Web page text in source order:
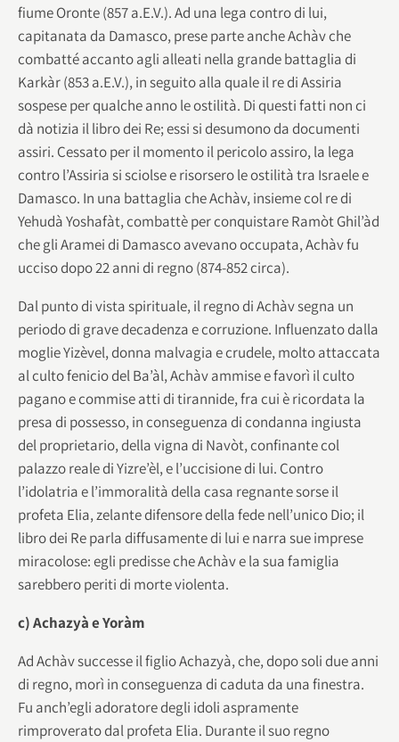
fiume Oronte (857 a.E.V.). Ad una lega contro di lui,
capitanata da Damasco, prese parte anche Achàv che
combatté accanto agli alleati nella grande battaglia di
Karkàr (853 a.E.V.), in seguito alla quale il re di Assiria
sospese per qualche anno le ostilità. Di questi fatti non ci
dà notizia il libro dei Re; essi si desumono da documenti
assiri. Cessato per il momento il pericolo assiro, la lega
contro l’Assiria si sciolse e risorsero le ostilità tra Israele e
Damasco. In una battaglia che Achàv, insieme col re di
Yehudà Yoshafàt, combattè per conquistare Ramòt Ghil’àd
che gli Aramei di Damasco avevano occupata, Achàv fu
ucciso dopo 22 anni di regno (874-852 circa).
Dal punto di vista spirituale, il regno di Achàv segna un
periodo di grave decadenza e corruzione. Influenzato dalla
moglie Yizèvel, donna malvagia e crudele, molto attaccata
al culto fenicio del Ba’àl, Achàv ammise e favorì il culto
pagano e commise atti di tirannide, fra cui è ricordata la
presa di possesso, in conseguenza di condanna ingiusta
del proprietario, della vigna di Navòt, confinante col
palazzo reale di Yizre’èl, e l’uccisione di lui. Contro
l’idolatria e l’immoralità della casa regnante sorse il
profeta Elia, zelante difensore della fede nell’unico Dio; il
libro dei Re parla diffusamente di lui e narra sue imprese
miracolose: egli predisse che Achàv e la sua famiglia
sarebbero periti di morte violenta.
c) Achazyà e Yoràm
Ad Achàv successe il figlio Achazyà, che, dopo soli due anni
di regno, morì in conseguenza di caduta da una finestra.
Fu anch’egli adoratore degli idoli aspramente
rimproverato dal profeta Elia. Durante il suo regno